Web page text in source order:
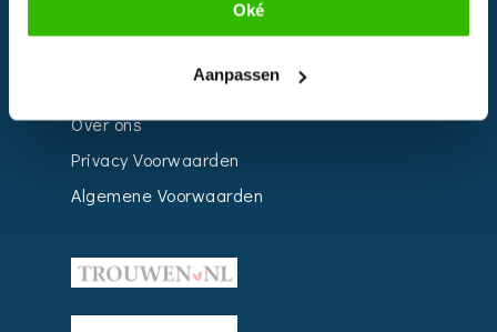
Oké
Aanpassen
Over ons
Privacy Voorwaarden
Algemene Voorwaarden